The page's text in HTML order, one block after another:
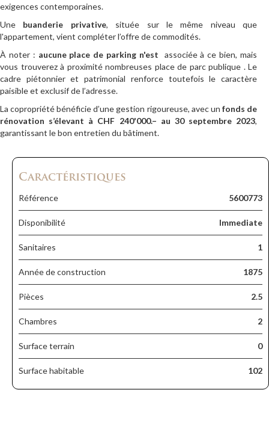
exigences contemporaines.
Une buanderie privative, située sur le même niveau que
l'appartement, vient compléter l’offre de commodités.
À noter : aucune place de parking n'est
associée à ce bien, mais
vous trouverez à proximité nombreuses place de parc publique . Le
cadre piétonnier et patrimonial renforce toutefois le caractère
paisible et exclusif de l’adresse.
La copropriété bénéficie d’une gestion rigoureuse, avec un fonds de
rénovation s’élevant à CHF 240'000.– au 30 septembre 2023,
garantissant le bon entretien du bâtiment.
Caractéristiques
Référence 5600773
Disponibilité Immediate
Sanitaires 1
Année de construction 1875
Pièces 2.5
Chambres 2
Surface terrain 0
Surface habitable 102